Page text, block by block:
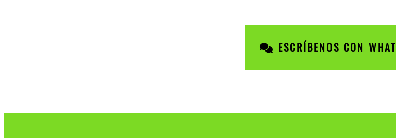
ESCRÍBENOS CON